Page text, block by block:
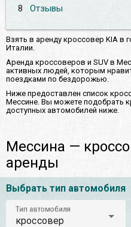
8
Отзывы
Взять в аренду кроссовер KIA в
Италии.
Аренда кроссоверов и SUV в
активных людей, которым
поездками по бездорожью.
Ниже предоставлен список
Мессине. Вы можете подобрать
доступных автомобилей ниже.
Мессина —
аренды
Выбрать тип автомобиля
Тип автомобиля
кроссовер